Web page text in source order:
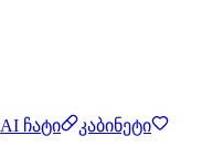
AI ჩატი
კაბინეტი